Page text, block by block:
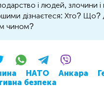
і людей, злочини і
дізнаєтеся: Хто?
чином?
НАТО Анкара
безпека